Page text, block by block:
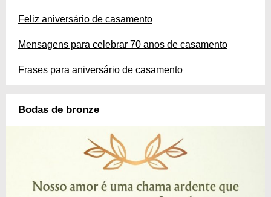
Feliz aniversário de casamento
Mensagens para celebrar 70 anos de casamento
Frases para aniversário de casamento
Bodas de bronze